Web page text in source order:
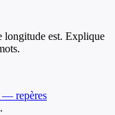
longitude est. Explique
— repères
.